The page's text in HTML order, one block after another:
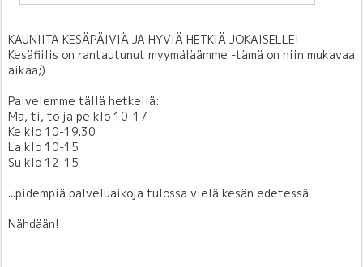
KAUNIITA KESÄPÄIVIÄ JA HYVIÄ HETKIÄ JOKAISELLE!
Kesäfiilis on rantautunut myymäläämme -tämä on niin mukavaa
aikaa;)
Palvelemme tällä hetkellä:
Ma, ti, to ja pe klo 10-17
Ke klo 10-19.30
La klo 10-15
Su klo 12-15
...pidempiä palveluaikoja tulossa vielä kesän edetessä.
Nähdään!